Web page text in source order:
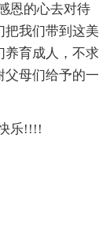
恩的心去对待
把我们带到这美
养育成人，不求
父母们给予的一
乐!!!!